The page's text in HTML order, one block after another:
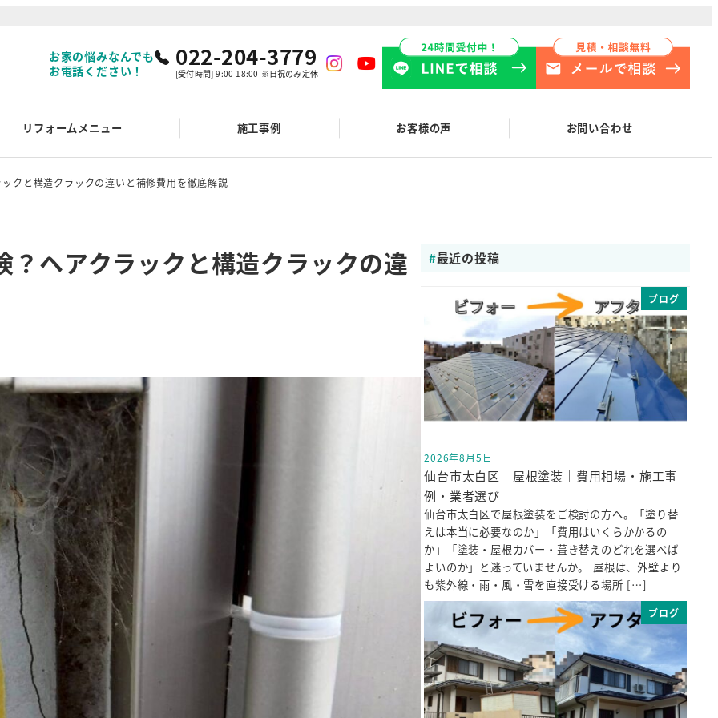
お家の悩みなんでも
お電話ください！
022-204-3779
[受付時間] 9:00-18:00 ※日祝のみ定休
リフォームメニュー 施工事例 お客様の声 お問い合わせ
クと構造クラックの違いと補修費用を徹底解説
ヘアクラックと構造クラックの違 最近の投稿
ブログ
投稿日
2026年8月5日
仙台市太白区 屋根塗装｜費用相場・施工事
例・業者選び
仙台市太白区で屋根塗装をご検討の方へ。「塗り替
えは本当に必要なのか」「費用はいくらかかるの
か」「塗装・屋根カバー・葺き替えのどれを選べば
よいのか」と迷っていませんか。 屋根は、外壁より
も紫外線・雨・風・雪を直接受ける場所 […]
ブログ